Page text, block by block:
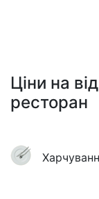
Ціни на
ресторан